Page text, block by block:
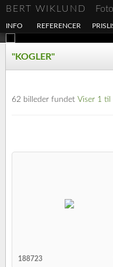
BERT WIKLUND
INFO REFERENCER
"KOGLER"
62 billeder fundet Viser 1 til
188723